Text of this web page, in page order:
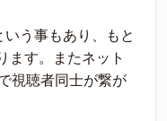
う事もあり、もと
ます。またネット
視聴者同士が繋が